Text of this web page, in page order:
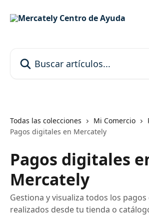
Todas las colecciones Mi Comercio
Pagos digitales en Mercately
Pagos digitales
Mercately
Gestiona y visualiza todos los
realizados desde tu tienda o